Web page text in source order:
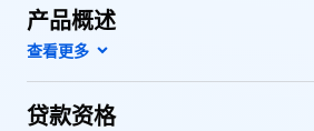
产品概述
贷款资格